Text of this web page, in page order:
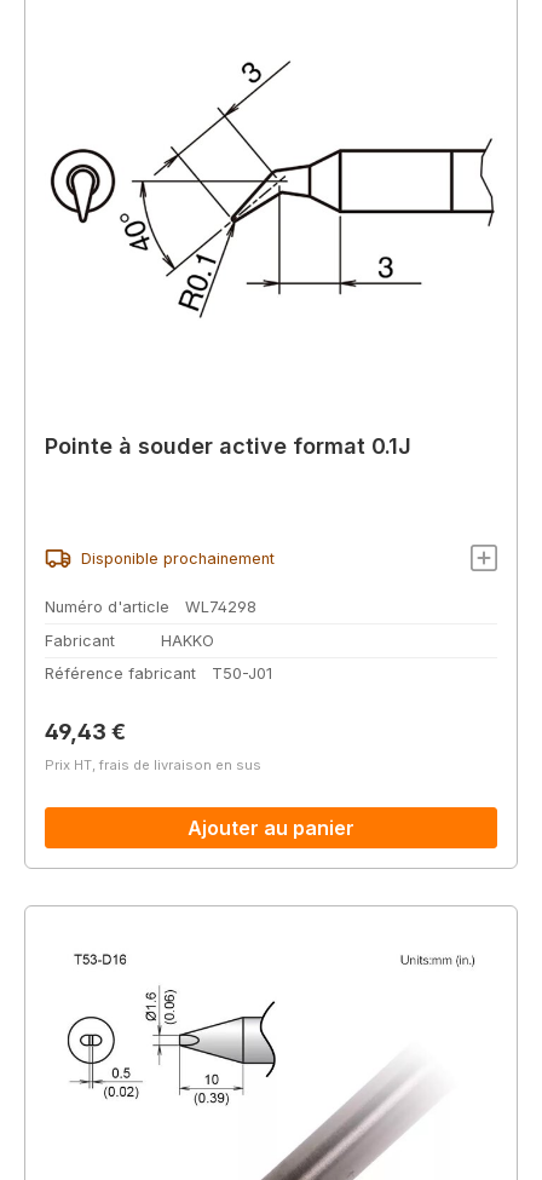
Pointe à souder active format 0.1J
Disponible prochainement
Numéro d'article
WL74298
Fabricant
HAKKO
Référence fabricant
T50-J01
Prix régulier :
49,43 €
Prix HT, frais de livraison en sus
Ajouter au panier